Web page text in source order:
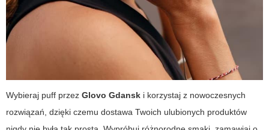
Wybieraj puff przez Glovo Gdansk i korzystaj z nowoczesnych
rozwiązań, dzięki czemu dostawa Twoich ulubionych produktów